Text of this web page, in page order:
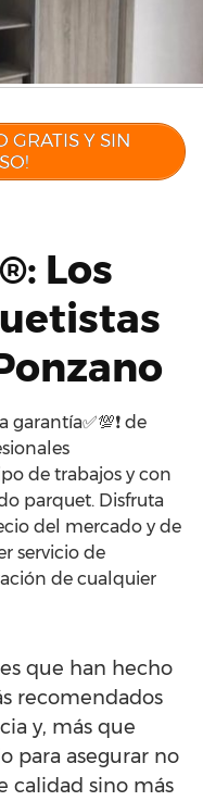
GRATIS Y SIN
Los
garantía✅💯❗ de
de trabajos y con
parquet. Disfruta
del mercado y de
servicio de
de cualquier
que han hecho
recomendados
y, más que
para asegurar no
calidad sino más